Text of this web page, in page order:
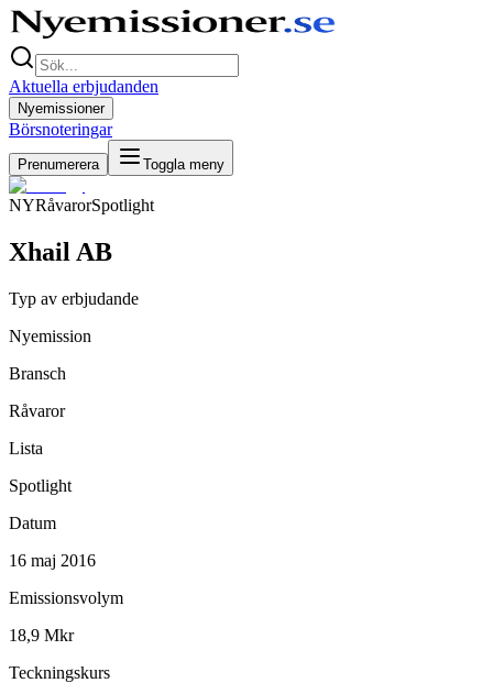
Aktuella erbjudanden
Nyemissioner
Börsnoteringar
Prenumerera Toggla meny
NYRåvarorSpotlight
Xhail AB
Typ av erbjudande
Nyemission
Bransch
Råvaror
Lista
Spotlight
Datum
16 maj 2016
Emissionsvolym
18,9 Mkr
Teckningskurs